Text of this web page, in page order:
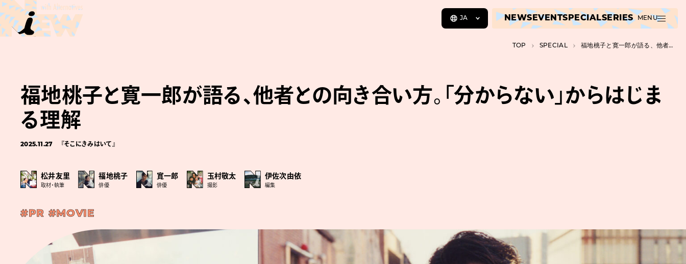
JA NEWS EVENTSPECIALSERIES MENU
TOP SPECIAL 福地桃子と寛一郎が語る、他者との向き合い方。「分からない」からはじまる理解
福地桃子と寛一郎が語る、他者との向き合い方。「分からない」からはじま
る理解
2025.11.27 『そこにきみはいて』
松井友里
取材・執筆
福地桃⼦
俳優
寛⼀郎
俳優
玉村敬太
撮影
伊佐次由依
編集
#PR #MOVIE